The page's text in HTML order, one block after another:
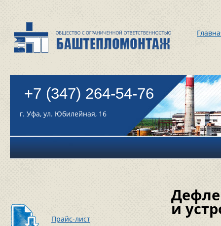
+7 (347) 264-54-76
г. Уфа, ул. Юбилейная, 16
Прайс-лист
и